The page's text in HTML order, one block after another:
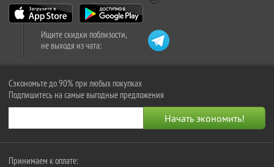
Ищите скидки поблизости,
не выходя из чата:
Сэкономьте до 90% при любых покупках
Подпишитесь на самые выгодные предложения
Принимаем к оплате: